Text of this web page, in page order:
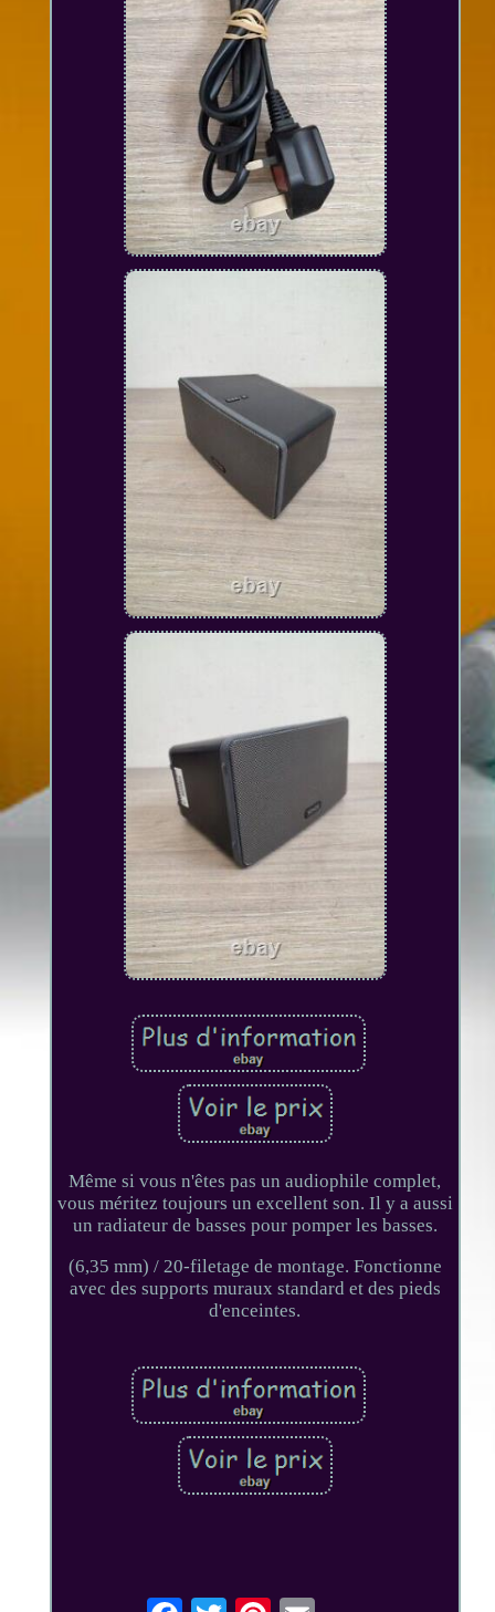
Même si vous n'êtes pas un audiophile complet,
vous méritez toujours un excellent son. Il y a aussi
un radiateur de basses pour pomper les basses.
(6,35 mm) / 20-filetage de montage. Fonctionne
avec des supports muraux standard et des pieds
d'enceintes.